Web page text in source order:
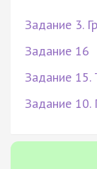
Задание 3.
Задание 16
Задание 15.
Задание 10.